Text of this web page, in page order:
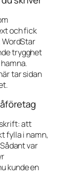
och fick
WordStar
trygghet
tar sidan
att
fylla i namn,
var
kunde en